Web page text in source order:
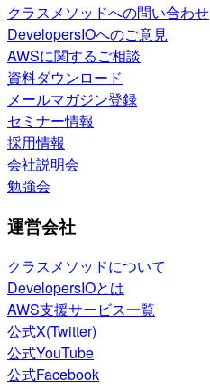
クラスメソッドへの問い合わせ
DevelopersIOへのご意見
AWSに関するご相談
資料ダウンロード
メールマガジン登録
セミナー情報
採用情報
会社説明会
勉強会
運営会社
クラスメソッドについて
DevelopersIOとは
AWS支援サービス一覧
公式X(Twitter)
公式YouTube
公式Facebook